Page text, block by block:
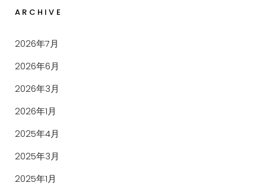
ARCHIVE
2026年7月
2026年6月
2026年3月
2026年1月
2025年4月
2025年3月
2025年1月